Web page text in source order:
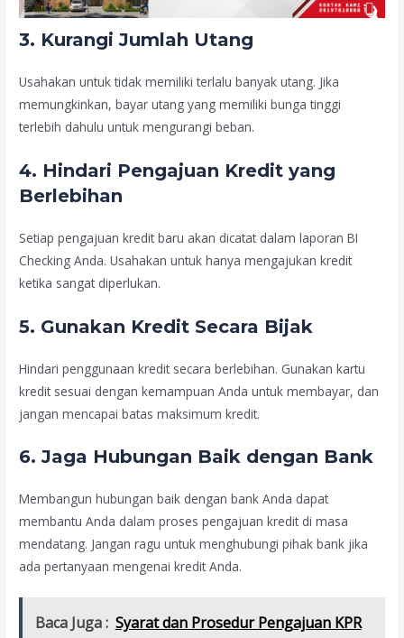
3. Kurangi Jumlah Utang
Usahakan untuk tidak memiliki terlalu banyak utang. Jika
memungkinkan, bayar utang yang memiliki bunga tinggi
terlebih dahulu untuk mengurangi beban.
4. Hindari Pengajuan Kredit yang
Berlebihan
Setiap pengajuan kredit baru akan dicatat dalam laporan BI
Checking Anda. Usahakan untuk hanya mengajukan kredit
ketika sangat diperlukan.
5. Gunakan Kredit Secara Bijak
Hindari penggunaan kredit secara berlebihan. Gunakan kartu
kredit sesuai dengan kemampuan Anda untuk membayar, dan
jangan mencapai batas maksimum kredit.
6. Jaga Hubungan Baik dengan Bank
Membangun hubungan baik dengan bank Anda dapat
membantu Anda dalam proses pengajuan kredit di masa
mendatang. Jangan ragu untuk menghubungi pihak bank jika
ada pertanyaan mengenai kredit Anda.
Baca Juga : Syarat dan Prosedur Pengajuan KPR